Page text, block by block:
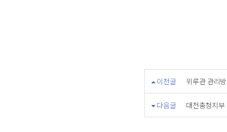
이전글 위루관 관리
다음글 대전충청지